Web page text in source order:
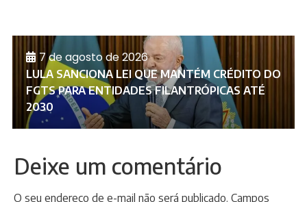
7 de agosto de 2026
LULA SANCIONA LEI QUE MANTÉM CRÉDITO DO
FGTS PARA ENTIDADES FILANTRÓPICAS ATÉ
2030
Deixe um comentário
O seu endereço de e-mail não será publicado. Campos